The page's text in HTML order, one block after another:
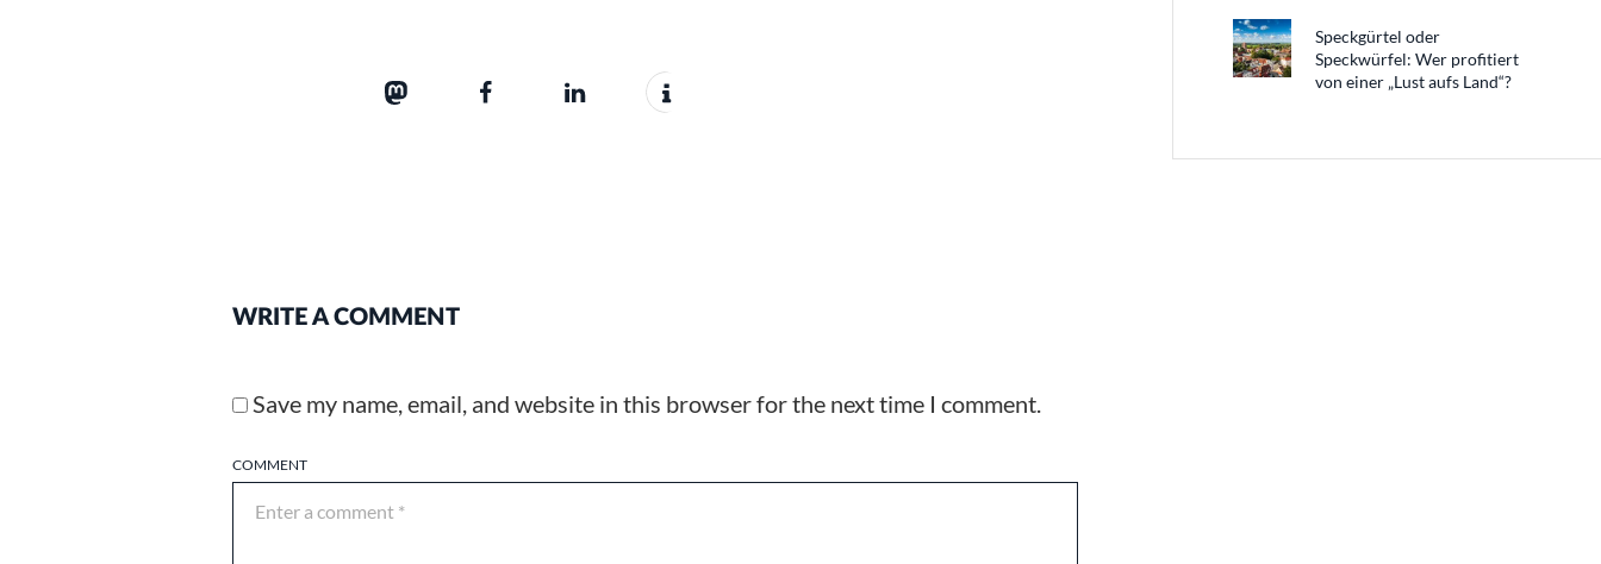
Speckgürtel oder
Speckwürfel: Wer profitiert
von einer „Lust aufs Land“?
WRITE A COMMENT
COMMENT
Save my name, email, and website in this browser for the next time I comment.